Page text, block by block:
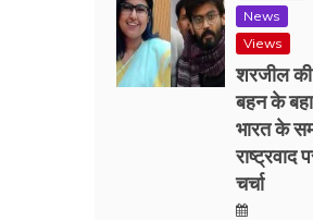
News
Views
शरजील
बहन के
भारत के
राष्ट्रवाद
चर्चा